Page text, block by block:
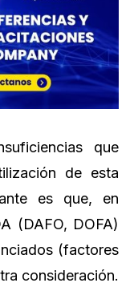
que
de esta
es que, en
(DAFO, DOFA)
(factores
consideración.